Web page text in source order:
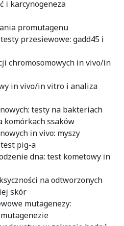
i karcynogeneza
promutagenu
przesiewowe: gadd45 i
chromosomowych in vivo/in
in vivo/in vitro i analiza
testy na bakteriach
komórkach ssaków
in vivo: myszy
pig-a
dna: test kometowy in
na odtworzonych
skór
mutagenezy: